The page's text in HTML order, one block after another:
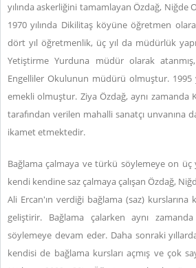
yılında askerliğini tamamlayan Özdağ, Niğde
1970 yılında Dikilitaş köyüne öğretmen
dört yıl öğretmenlik, üç yıl da müdürlük
Yetiştirme Yurduna müdür olarak
Engelliler Okulunun müdürü olmuştur. 1995
emekli olmuştur. Ziya Özdağ, aynı zamanda
tarafından verilen mahalli sanatçı unvanına
ikamet etmektedir.
Bağlama çalmaya ve türkü söylemeye on üç
kendi kendine saz çalmaya çalışan Özdağ,
Ali Ercan'ın verdiği bağlama (saz) kurslarına
geliştirir. Bağlama çalarken aynı
söylemeye devam eder. Daha sonraki
kendisi de bağlama kursları açmış ve çok